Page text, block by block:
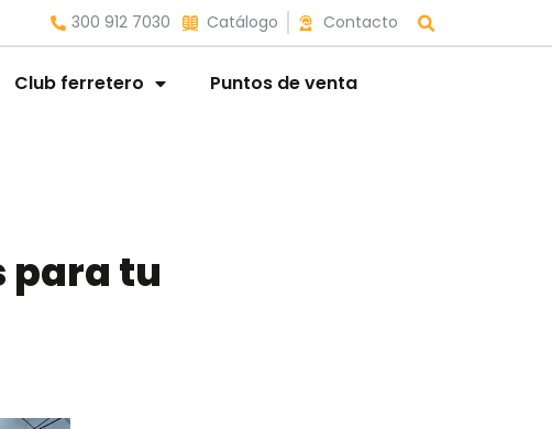
300 912 7030 Catálogo Contacto
Club ferretero
Puntos de venta
para tu